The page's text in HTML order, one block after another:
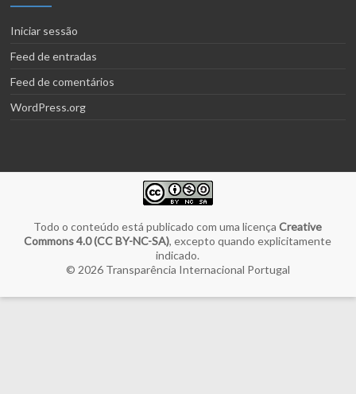
Iniciar sessão
Feed de entradas
Feed de comentários
WordPress.org
Todo o conteúdo está publicado com uma licençaCreative
Commons 4.0 (CC BY-NC-SA), excepto quando explicitamente
indicado.
© 2026 Transparência Internacional Portugal